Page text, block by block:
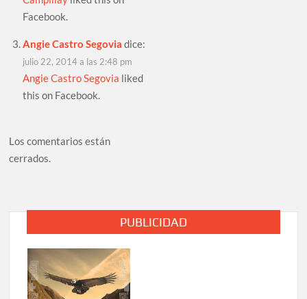
Facebook.
Angie Castro Segovia dice:
julio 22, 2014 a las 2:48 pm
Angie Castro Segovia liked
this on Facebook.
Los comentarios están
cerrados.
PUBLICIDAD